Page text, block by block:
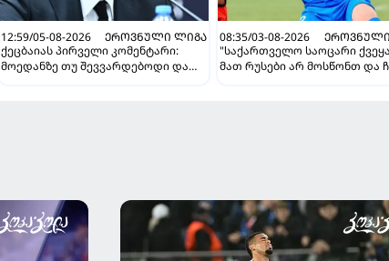
12:59/05-08-2026
ᲔᲠᲝᲕᲜᲣᲚᲘ ᲚᲘᲒᲐ
ქეცბაიას პირველი კომენტარი:
მოედანზე თუ შევვარდებოდი და
08:35/03-08-2026
"საქართველო საოცარი
მათ რუსები არ მოსწონთ და